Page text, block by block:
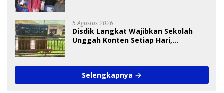
5 Agustus 2026
Disdik Langkat Wajibkan Sekolah
Unggah Konten Setiap Hari,
Selengkapnya